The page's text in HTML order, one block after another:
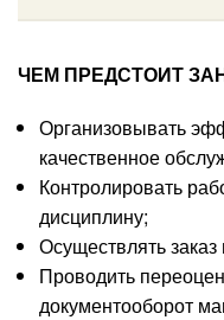
ЧЕМ ПРЕДСТОИТ
Организовывать
качественное
Контролировать
дисциплину;
Осуществлять
Проводить
документооборот